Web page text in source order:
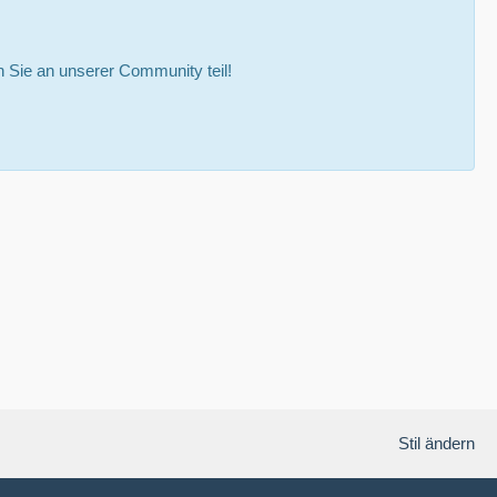
Sie an unserer Community teil!
Stil ändern